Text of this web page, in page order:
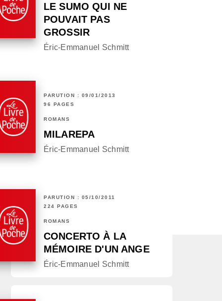
LE SUMO QUI NE
POUVAIT PAS
GROSSIR
Éric-Emmanuel Schmitt
PARUTION : 09/01/2013
96 PAGES
ROMANS
MILAREPA
Éric-Emmanuel Schmitt
PARUTION : 05/10/2011
224 PAGES
ROMANS
CONCERTO À LA
MÉMOIRE D'UN ANGE
Éric-Emmanuel Schmitt